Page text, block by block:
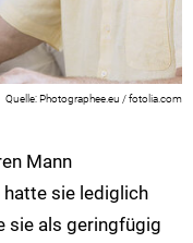
Photographee.eu / fotolia.com
Mann
sie lediglich
sie als geringfügig